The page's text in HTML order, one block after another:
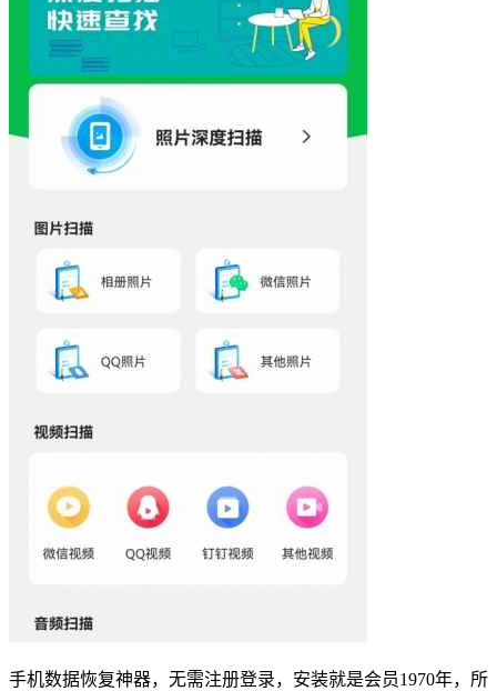
手机数据恢复神器，无需注册登录，安装就是会员1970年，所